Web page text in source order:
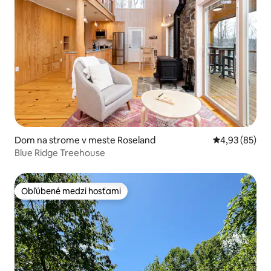
Dom na strome v meste Roseland Priemerné
4,93 (85)
Blue Ridge Treehouse
Obľúbené medzi hosťami
Obľúbené medzi hosťami